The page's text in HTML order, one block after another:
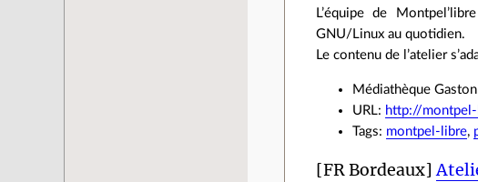
L’équipe de
GNU/Linux au quotidien.
Le contenu de l’atelier
Médiathèque
URL: http://
Tags: montpel-libre,
[FR Bordeaux]